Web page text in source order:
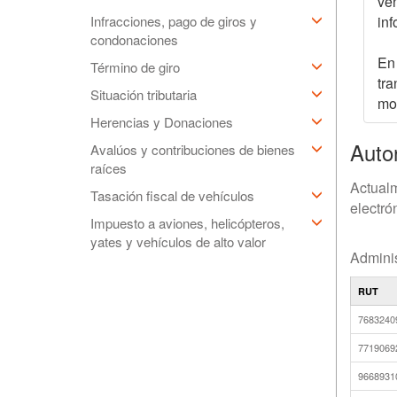
Infracciones, pago de giros y
condonaciones
Término de giro
Situación tributaria
Herencias y Donaciones
Avalúos y contribuciones de bienes
raíces
Tasación fiscal de vehículos
Impuesto a aviones, helicópteros,
yates y vehículos de alto valor
RUT